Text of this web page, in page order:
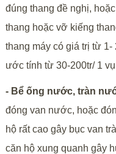
đúng thang đề nghị,
thang hoặc vỡ kiếng
thang máy có giá trị từ
ước tính từ 30-200tr/ 1 vụ
- Bể ống nước, tràn
đóng van nước, hoặc
hộ rất cao gây bục van
căn hộ xung quanh gây